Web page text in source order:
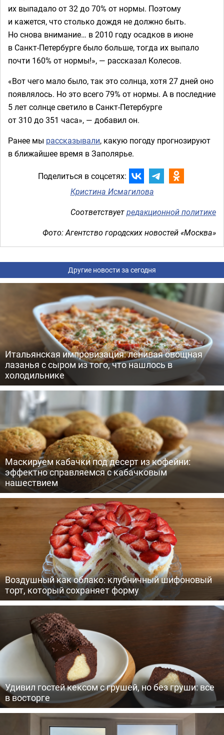
их выпадало от 32 до 70% от нормы. Поэтому
и кажется, что столько дождя не должно быть.
Но снова внимание… в 2010 году осадков в июне
в Санкт-Петербурге было больше, тогда их выпало
почти 160% от нормы!», — рассказал Колесов.
«Вот чего мало было, так это солнца, хотя 27 дней оно
появлялось. Но это всего 79% от нормы. А в последние
5 лет солнце светило в Санкт-Петербурге
от 310 до 351 часа», — добавил он.
Ранее мы рассказывали, какую погоду прогнозируют
в ближайшее время в Заполярье.
Поделиться в соцсетях:
Кристина Исмагилова
Соответствуетредакционной политике
Фото: Агентство городских новостей «Москва»
Другие новости за сегодня
Итальянская импровизация: ленивая овощная
лазанья с сыром из того, что нашлось в
холодильнике
Маскируем кабачки под десерт из кофейни:
эффектно справляемся с кабачковым
нашествием
Воздушный как облако: клубничный шифоновый
торт, который сохраняет форму
Удивил гостей кексом с грушей, но без груши: все
в восторге